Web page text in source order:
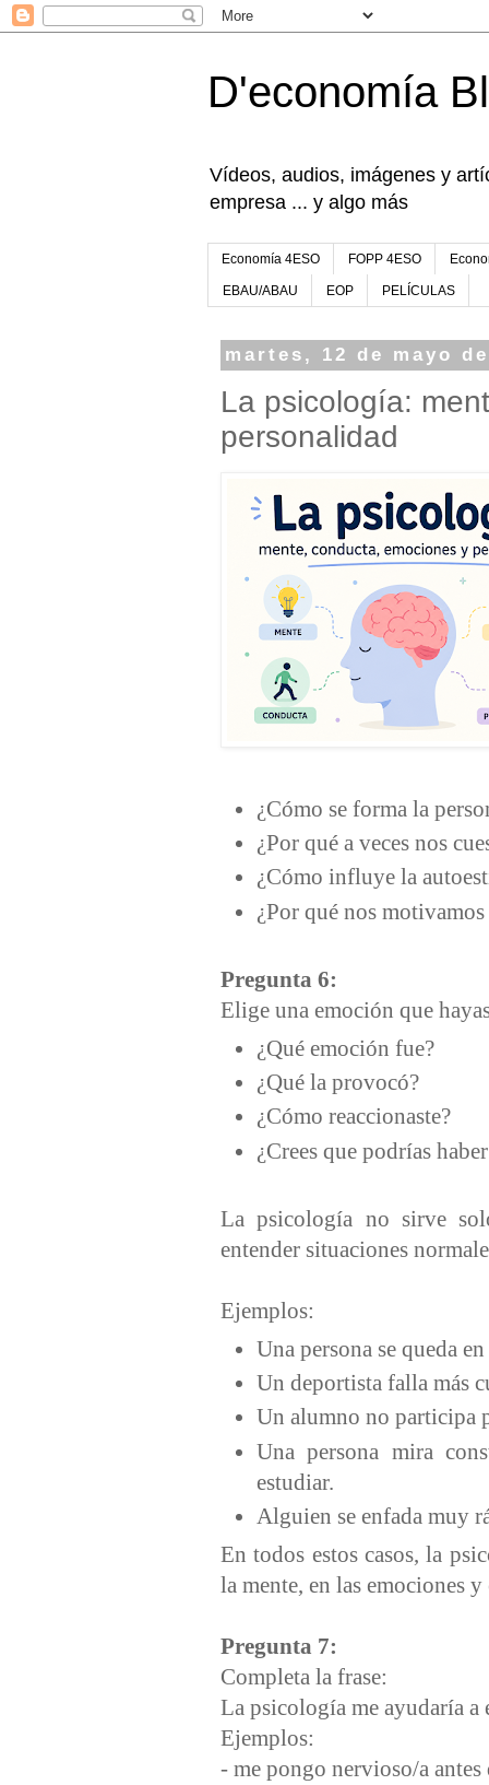
D'economía
Vídeos, audios, imágenes y
empresa ... y algo más
Economía 4ESO FOPP 4ESO
EBAU/ABAU EOP PELÍCULAS
martes, 12 de mayo
La psicología:
personalidad
¿Cómo se forma la
¿Por qué a veces nos
¿Cómo influye la
¿Por qué nos
Pregunta 6:
Elige una emoción que
¿Qué emoción fue?
¿Qué la provocó?
¿Cómo reaccionaste?
¿Crees que podrías
La psicología no sirve
entender situaciones
Ejemplos:
Una persona se queda
Un deportista falla más
Un alumno no participa
Una persona mira
estudiar.
Alguien se enfada muy
En todos estos casos, la
la mente, en las emociones
Pregunta 7:
Completa la frase:
La psicología me ayudaría
Ejemplos:
- me pongo nervioso/a